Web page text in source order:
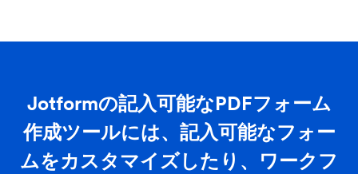
Adobe Acrobatを起動し、既存のPDFドキュメントを開きま
「ツール」をクリック >「フォームの準備」
Acrobatはフォームフィールドを自動的に検出します。検出さ
れない場合は、「フォームフィールドの自動検出」をクリック
してください。
Jotformの記入可能なPDFフォーム
作成ツールには、記入可能なフォー
ムをカスタマイズしたり、ワークフ